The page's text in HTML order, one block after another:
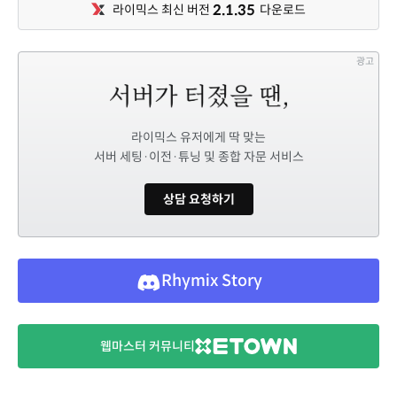
라이믹스 최신 버전 2.1.35 다운로드
광고
라이믹스 유저에게 딱 맞는
서버 세팅·이전·튜닝 및 종합 자문 서비스
상담 요청하기
Rhymix Story
웹마스터 커뮤니티